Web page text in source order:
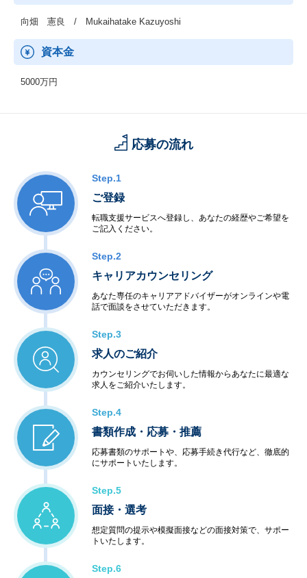
み出し、運営者の笑顔、さらにはその先にいる購入者の笑顔を増
やし続けたいと考えています。
＜大手企業～中小企業まで幅広く利用＞
『サントリー』
『毎日新聞社』
向畑 憲良 / Mukaihatake Kazuyoshi
資本金
5000万円
応募の流れ
Step.1
ご登録
転職支援サービスへ登録し、あなたの経歴やご希望を
ご記入ください。
Step.2
キャリアカウンセリング
あなた専任のキャリアアドバイザーがオンラインや電
話で面談をさせていただきます。
Step.3
求人のご紹介
カウンセリングでお伺いした情報からあなたに最適な
求人をご紹介いたします。
Step.4
書類作成・応募・推薦
応募書類のサポートや、応募手続き代行など、徹底的
にサポートいたします。
Step.5
面接・選考
想定質問の提示や模擬面接などの面接対策で、サポー
トいたします。
Step.6